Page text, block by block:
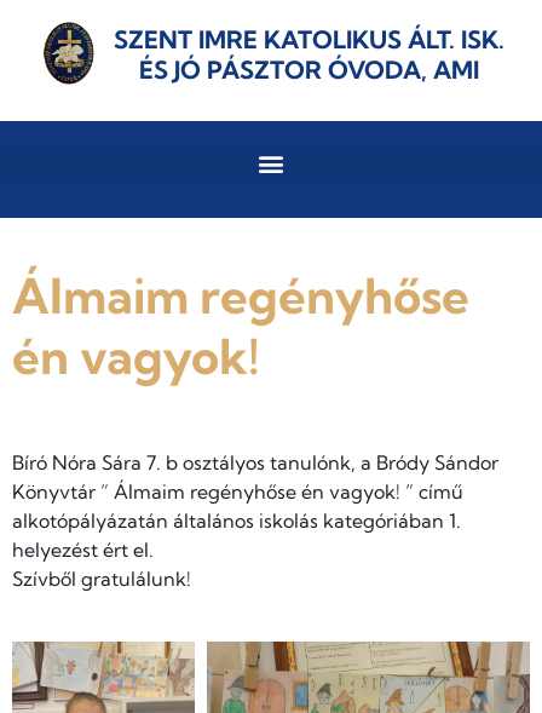
SZENT IMRE KATOLIKUS ÁLT. ISK.
ÉS JÓ PÁSZTOR ÓVODA, AMI
Álmaim regényhőse
én vagyok!
Bíró Nóra Sára 7. b osztályos tanulónk, a Bródy Sándor
Könyvtár ” Álmaim regényhőse én vagyok! ” című
alkotópályázatán általános iskolás kategóriában 1.
helyezést ért el.
Szívből gratulálunk!